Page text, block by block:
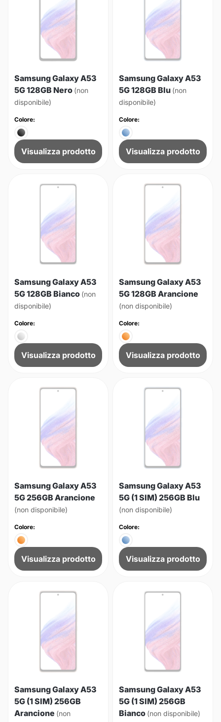
Samsung Galaxy A53
5G 128GB Nero (non
disponibile)
Colore:
Visualizza prodotto
Samsung Galaxy A53
5G 128GB Blu (non
disponibile)
Colore:
Visualizza prodotto
Samsung Galaxy A53
5G 128GB Bianco (non
disponibile)
Colore:
Visualizza prodotto
Samsung Galaxy A53
5G 128GB Arancione
(non disponibile)
Colore:
Visualizza prodotto
Samsung Galaxy A53
5G 256GB Arancione
(non disponibile)
Colore:
Visualizza prodotto
Samsung Galaxy A53
5G (1 SIM) 256GB Blu
(non disponibile)
Colore:
Visualizza prodotto
Samsung Galaxy A53
5G (1 SIM) 256GB
Arancione (non
Samsung Galaxy A53
5G (1 SIM) 256GB
Bianco (non disponibile)